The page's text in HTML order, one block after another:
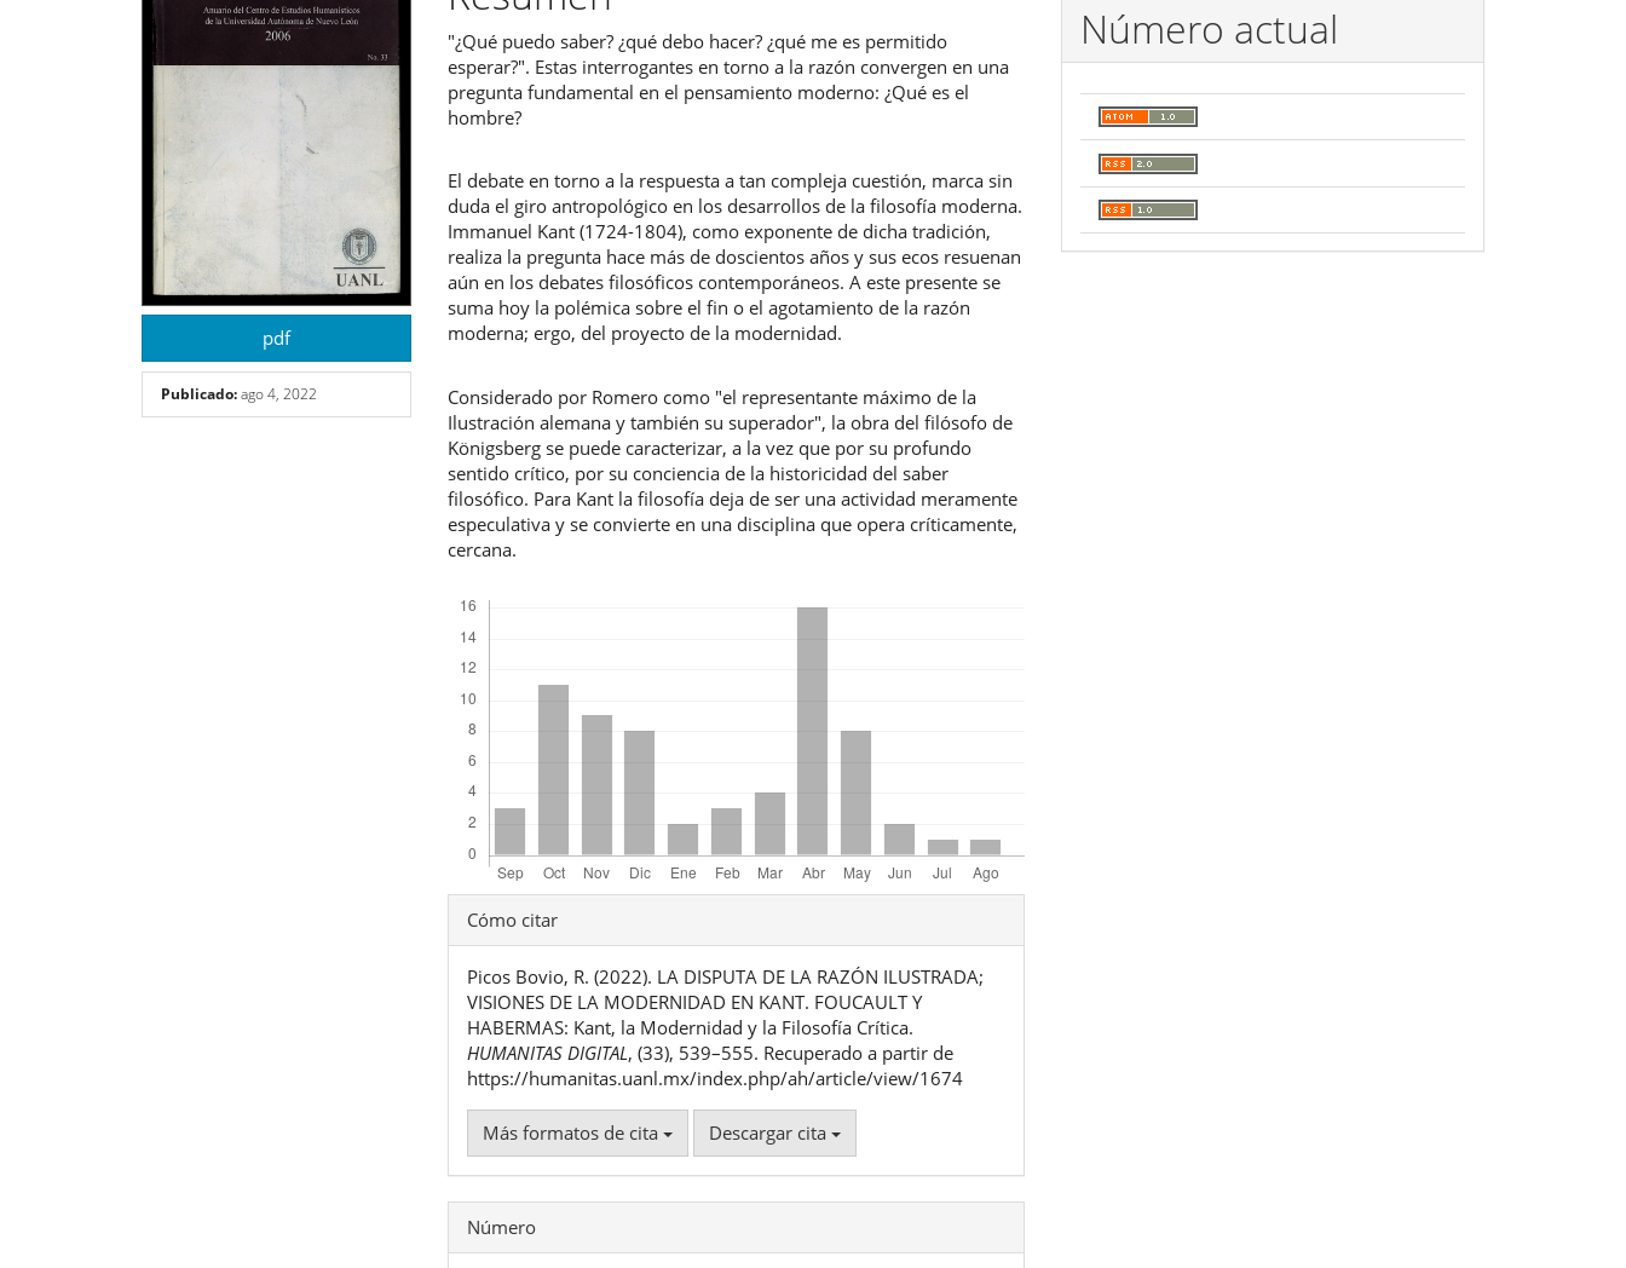
del
artículo
pdf
Publicado:ago 4, 2022
del
artículo
"¿Qué puedo saber? ¿qué debo hacer? ¿qué me es permitido
esperar?". Estas interrogantes en torno a la razón convergen en una
pregunta fundamental en el pensamiento moderno: ¿Qué es el
hombre?
El debate en torno a la respuesta a tan compleja cuestión, marca sin
duda el giro antropológico en los desarrollos de la filosofía moderna.
Immanuel Kant (1724-1804), como exponente de dicha tradición,
realiza la pregunta hace más de doscientos años y sus ecos resuenan
aún en los debates filosóficos contemporáneos. A este presente se
suma hoy la polémica sobre el fin o el agotamiento de la razón
moderna; ergo, del proyecto de la modernidad.
Considerado por Romero como "el representante máximo de la
Ilustración alemana y también su superador", la obra del filósofo de
Königsberg se puede caracterizar, a la vez que por su profundo
sentido crítico, por su conciencia de la historicidad del saber
filosófico. Para Kant la filosofía deja de ser una actividad meramente
especulativa y se convierte en una disciplina que opera críticamente,
cercana.
Detalles
del
artículo
Cómo citar
Picos Bovio, R. (2022). LA DISPUTA DE LA RAZÓN ILUSTRADA;
VISIONES DE LA MODERNIDAD EN KANT. FOUCAULT Y
HABERMAS: Kant, la Modernidad y la Filosofía Crítica.
HUMANITAS DIGITAL, (33), 539–555. Recuperado a partir de
https://humanitas.uanl.mx/index.php/ah/article/view/1674
Más formatos de cita Descargar cita
Número
Número actual